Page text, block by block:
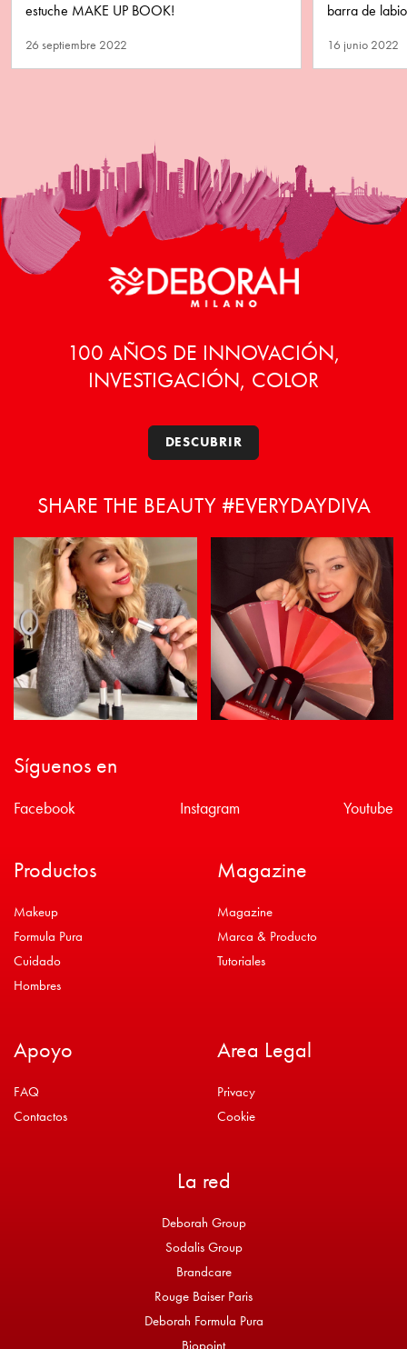
estuche MAKE UP BOOK!
26 septiembre 2022
barra de
16 junio 2022
100 AÑOS DE INNOVACIÓN,
INVESTIGACIÓN, COLOR
DESCUBRIR
SHARE THE BEAUTY #EVERYDAYDIVA
Síguenos en
Facebook Instagram Youtube
Productos
Makeup
Formula Pura
Cuidado
Hombres
Magazine
Magazine
Marca & Producto
Tutoriales
Apoyo
FAQ
Contactos
Area Legal
Privacy
Cookie
La red
Deborah Group
Sodalis Group
Brandcare
Rouge Baiser Paris
Deborah Formula Pura